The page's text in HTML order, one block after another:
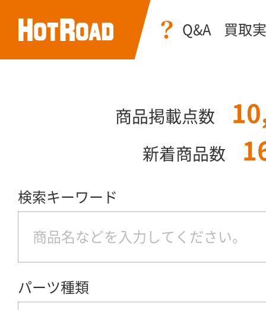
Q&A 買取
商品掲載点数
新着商品数
検索キーワード
パーツ種類